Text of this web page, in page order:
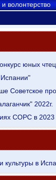
волонтерство
юных
Испании"
Советское
2022г.
СОРС в 2023
культуры в